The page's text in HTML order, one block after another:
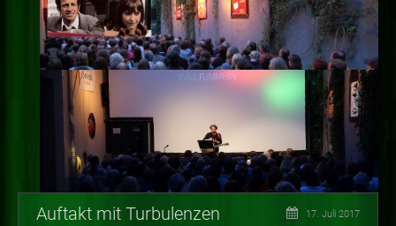
Auftakt mit Turbulenzen 17. Juli 2017